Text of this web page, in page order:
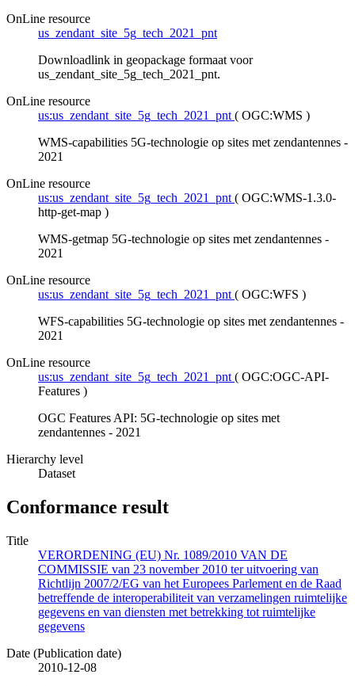
OnLine resource
us_zendant_site_5g_tech_2021_pnt
Downloadlink in geopackage formaat voor
us_zendant_site_5g_tech_2021_pnt.
OnLine resource
us:us_zendant_site_5g_tech_2021_pnt ( OGC:WMS )
WMS-capabilities 5G-technologie op sites met zendantennes -
2021
OnLine resource
us:us_zendant_site_5g_tech_2021_pnt ( OGC:WMS-1.3.0-
http-get-map )
WMS-getmap 5G-technologie op sites met zendantennes -
2021
OnLine resource
us:us_zendant_site_5g_tech_2021_pnt ( OGC:WFS )
WFS-capabilities 5G-technologie op sites met zendantennes -
2021
OnLine resource
us:us_zendant_site_5g_tech_2021_pnt ( OGC:OGC-API-
Features )
OGC Features API: 5G-technologie op sites met
zendantennes - 2021
Hierarchy level
Dataset
Conformance result
Title
VERORDENING (EU) Nr. 1089/2010 VAN DE
COMMISSIE van 23 november 2010 ter uitvoering van
Richtlijn 2007/2/EG van het Europees Parlement en de Raad
betreffende de interoperabiliteit van verzamelingen ruimtelijke
gegevens en van diensten met betrekking tot ruimtelijke
gegevens
Date (Publication date)
2010-12-08